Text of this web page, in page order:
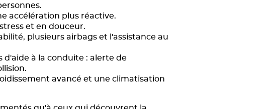
accélération plus réactive.
et en douceur.
plusieurs airbags et l'assistance au
d'aide à la conduite : alerte de
avancé et une climatisation